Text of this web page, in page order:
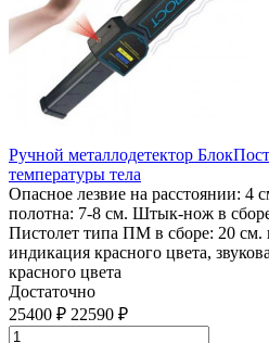
Ручной металлодетектор
температуры тела
Опасное лезвие на расстоянии: 4
полотна: 7-8 см. Штык-нож в
Пистолет типа ПМ в сборе: 20 см.
индикация красного цвета,
красного цвета
Достаточно
25400 ₽ 22590 ₽